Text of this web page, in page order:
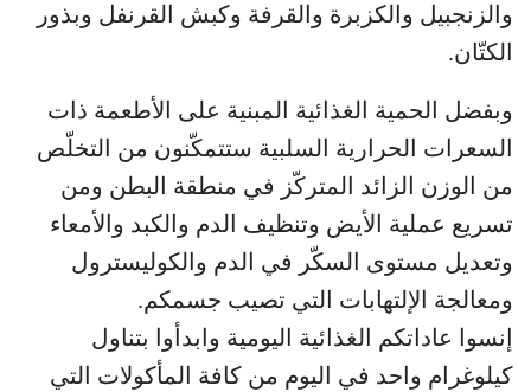
والزنجبيل والكزبرة والقرفة وكبش القرنفل وبذور
الكتّان.
وبفضل الحمية الغذائية المبنية على الأطعمة ذات
السعرات الحرارية السلبية ستتمكّنون من التخلّص
من الوزن الزائد المتركّز في منطقة البطن ومن
تسريع عملية الأيض وتنظيف الدم والكبد والأمعاء
وتعديل مستوى السكّر في الدم والكوليسترول
ومعالجة الإلتهابات التي تصيب جسمكم.
إنسوا عاداتكم الغذائية اليومية وابدأوا بتناول
كيلوغرام واحد في اليوم من كافة المأكولات التي